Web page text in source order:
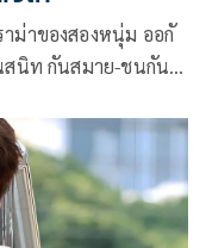
าม่าของสองหนุ่ม ออกั
สนิท กันสมาย-ชนกันต์